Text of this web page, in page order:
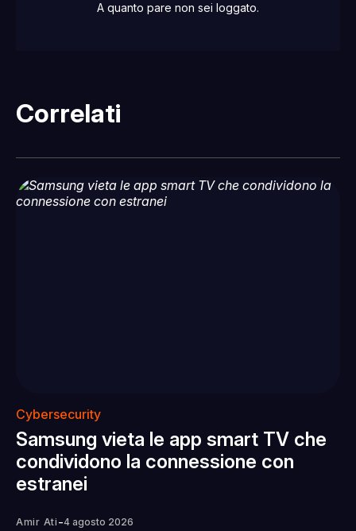
A quanto pare non sei loggato.
Correlati
Cybersecurity
Samsung vieta le app smart TV che
condividono la connessione con
estranei
Amir Ati -4 agosto 2026